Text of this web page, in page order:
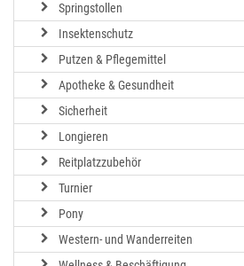
Springstollen
Insektenschutz
Putzen & Pflegemittel
Apotheke & Gesundheit
Sicherheit
Longieren
Reitplatzzubehör
Turnier
Pony
Western- und Wanderreiten